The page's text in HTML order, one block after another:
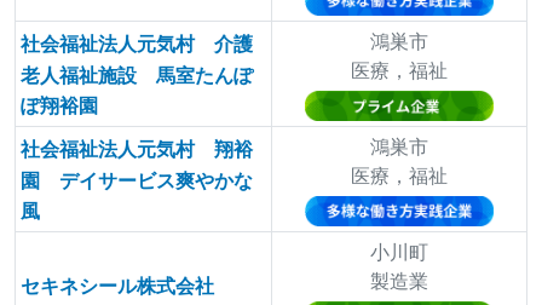
社会福祉法人元気村 介護
老人福祉施設 馬室たんぽ
ぽ翔裕園
鴻巣市
医療，福祉
社会福祉法人元気村 翔裕
園 デイサービス爽やかな
風
鴻巣市
医療，福祉
セキネシール株式会社
小川町
製造業